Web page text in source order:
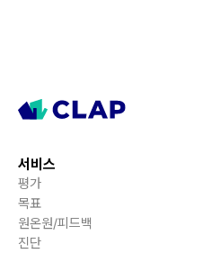
서비스
평가
목표
원온원/피드백
진단